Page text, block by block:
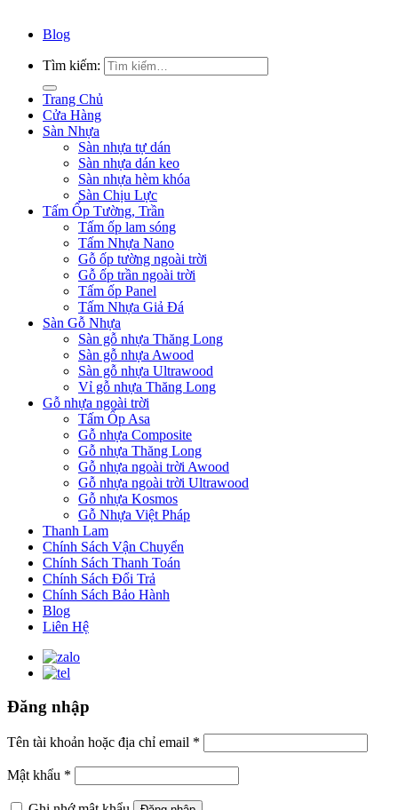
Blog
Tìm kiếm:
Trang Chủ
Cửa Hàng
Sàn Nhựa
Sàn nhựa tự dán
Sàn nhựa dán keo
Sàn nhựa hèm khóa
Sàn Chịu Lực
Tấm Ốp Tường, Trần
Tấm ốp lam sóng
Tấm Nhựa Nano
Gỗ ốp tường ngoài trời
Gỗ ốp trần ngoài trời
Tấm ốp Panel
Tấm Nhựa Giả Đá
Sàn Gỗ Nhựa
Sàn gỗ nhựa Thăng Long
Sàn gỗ nhựa Awood
Sàn gỗ nhựa Ultrawood
Vỉ gỗ nhựa Thăng Long
Gỗ nhựa ngoài trời
Tấm Ốp Asa
Gỗ nhựa Composite
Gỗ nhựa Thăng Long
Gỗ nhựa ngoài trời Awood
Gỗ nhựa ngoài trời Ultrawood
Gỗ nhựa Kosmos
Gỗ Nhựa Việt Pháp
Thanh Lam
Chính Sách Vận Chuyển
Chính Sách Thanh Toán
Chính Sách Đổi Trả
Chính Sách Bảo Hành
Blog
Liên Hệ
Đăng nhập
Tên tài khoản hoặc địa chỉ email *
Mật khẩu *